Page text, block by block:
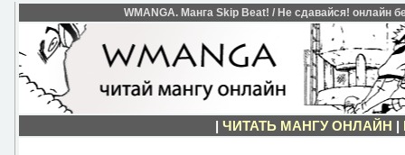
WMANGA. Манга Skip Beat! / Не сдавайся! онлайн
| ЧИТАТЬ МАНГУ ОНЛАЙН |